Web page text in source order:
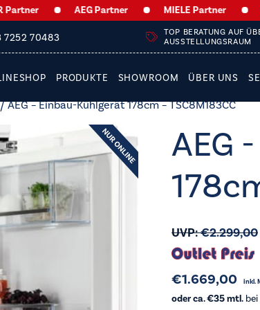
AEG Partner MIELE Partner
7252 70483 TOP BERATUNG AUF
AUSSTELLUNGSRAUM
PRODUKTE SHOWROOM ÜBER UNS
AEG – Einbau-Kühlgerät 178cm – TSC8M183CC
AEG
UVP:€2.299,00
€1.669,00 inkl.
oder ca. €35 mtl.bei